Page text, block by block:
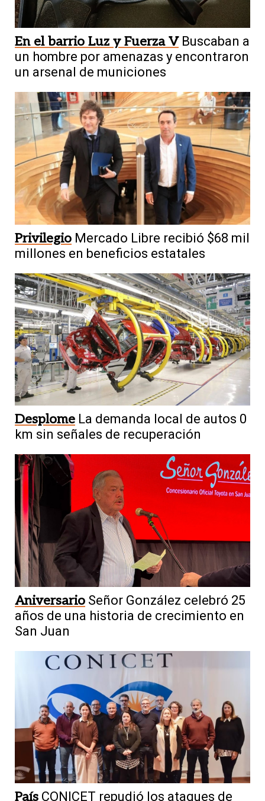
En el barrio Luz y Fuerza V Buscaban a
un hombre por amenazas y encontraron
un arsenal de municiones
Privilegio Mercado Libre recibió $68 mil
millones en beneficios estatales
Desplome La demanda local de autos 0
km sin señales de recuperación
Aniversario Señor González celebró 25
años de una historia de crecimiento en
San Juan
País CONICET repudió los ataques de